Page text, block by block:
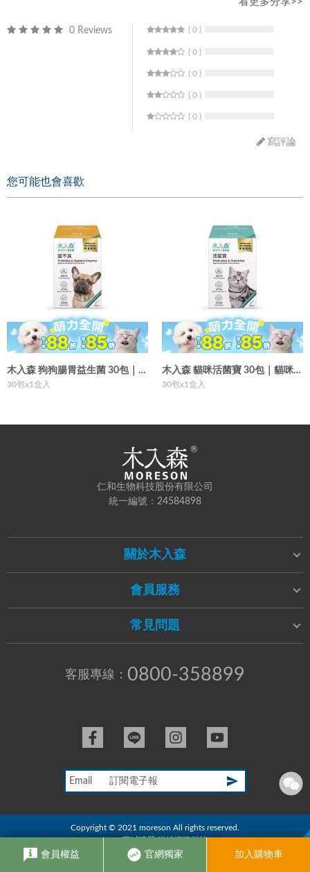
0 Reviews ( 0 )
( 0 )
( 0 )
( 0 )
( 0 )
寫評論
寫評論
*為順利領取購物金，請填寫與官網帳號相同的信箱喔！
您可能也會喜歡
木入森 狗狗腸胃益生菌 30包｜犬寶變不臭
30包x1盒入
木入森 貓咪活菌寶 30包｜貓咪益生菌
30包x1盒入
仁和生物科技股份有限公司
統一編號：24584898
關於木入森
會員服務
常見問題
客服專線： 0800-358899
Email
Copyright © 2021 moreson All rights reserved.
會員權益 官網獨家 加入購物車